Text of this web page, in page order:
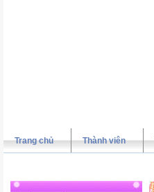
Trang chủ Thành viên